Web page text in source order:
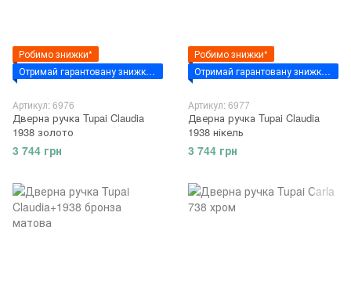
Робимо знижки*
Отримай гарантовану знижку за промокодом - "VSIM7"
Артикул: 6976
Дверна ручка Tupai Claudia
1938 золото
3 744 грн
Робимо знижки*
Отримай гарантовану знижку за промокодом - "VSIM7"
Артикул: 6977
Дверна ручка Tupai Claudia
1938 нікель
3 744 грн